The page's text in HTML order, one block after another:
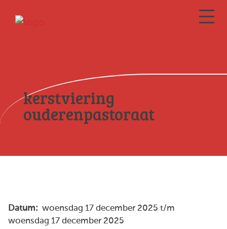
kerstviering
ouderenpastoraat
Datum: woensdag 17 december 2025 t/m
woensdag 17 december 2025